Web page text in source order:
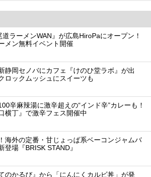
ラーメンWAN』が広島HiroPaにオープン！
メン無料イベント開催
静岡セノバにカフェ『けのひ堂ラボ』が出
ロックムッシュにスイーツも
辛麻辣湯に激辛超えの“インド辛”カレーも！
横丁』で激辛フェス開催中
海外の定番・甘じょっぱ系ベーコンジャムバ
登場『BRISK STAND』
のかるび』から「にんにくカルビ丼」が発